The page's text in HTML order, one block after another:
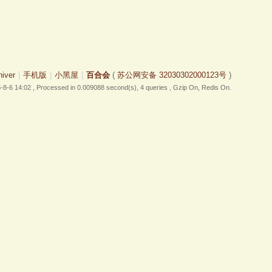
手机版 小黑屋 百合会( 苏公网安备 32030302000123号)
8-6 14:02, Processed in 0.009088 second(s), 4 queries , Gzip On, Redis On.